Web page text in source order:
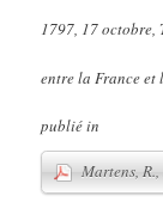
1797, 17 octobre,
entre la France et
publié in